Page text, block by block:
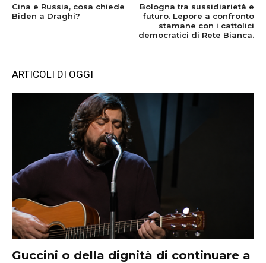
Cina e Russia, cosa chiede
Biden a Draghi?
Bologna tra sussidiarietà e
futuro. Lepore a confronto
stamane con i cattolici
democratici di Rete Bianca.
ARTICOLI DI OGGI
Guccini o della dignità di continuare a